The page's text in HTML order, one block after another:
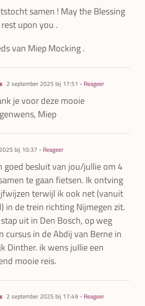
samen ! May the Blessing
upon you .
van Miep Mocking .
2 september 2025 bij 17:51 - Reageer
je voor deze mooie
Miep
bij 10:37 - Reageer
goed besluit van jou/jullie om 4
te gaan fietsen. Ik ontving
terwijl ik ook net (vanuit
in de trein richting Nijmegen zit.
uit in Den Bosch, op weg
cursus in de Abdij van Berne in
Dinther. ik wens jullie een
mooie reis.
2 september 2025 bij 17:49 - Reageer